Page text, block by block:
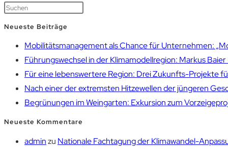
Neueste Beiträge
Mobilitätsmanagement als Chance für Unternehmen:
Führungswechsel in der Klimamodellregion: Markus
Für eine lebenswertere Region: Drei Zukunfts-Projekte
Nach einer der extremsten Hitzewellen der jüngeren
Begrünungen im Weingarten: Exkursion zum
Neueste Kommentare
adminzu Nationale Fachtagung der Klimawandel-